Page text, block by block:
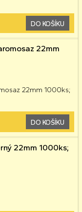
DO KOŠÍKU
22mm
22mm 1000ks;
DO KOŠÍKU
22mm 1000ks;